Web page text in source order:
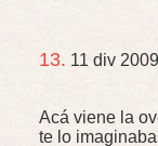
13. 11 div
Acá viene la
te lo